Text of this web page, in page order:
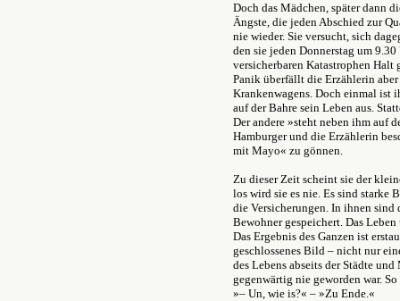
Doch das Mädchen, später dann
Ängste, die jeden Abschied zur
nie wieder. Sie versucht, sich
den sie jeden Donnerstag um
versicherbaren Katastrophen Halt
Panik überfällt die Erzählerin
Krankenwagens. Doch einmal ist
auf der Bahre sein Leben aus.
Der andere »steht neben ihm auf
Hamburger und die Erzählerin
mit Mayo« zu gönnen.
Zu dieser Zeit scheint sie der
los wird sie es nie. Es sind
die Versicherungen. In ihnen sind
Bewohner gespeichert. Das Leben
Das Ergebnis des Ganzen ist
geschlossenes Bild – nicht nur
des Lebens abseits der Städte
gegenwärtig nie geworden war.
»– Un, wie is?« – »Zu Ende.«